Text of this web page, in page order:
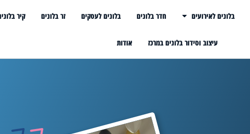
בלונים לאירועים חדר בלונים בלונים לעסקים זר בלונים קיר
עיצוב וסידור בלונים במרכז אודות